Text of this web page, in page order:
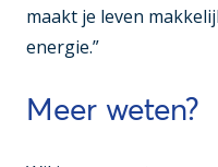
maakt je leven
energie.”
Meer weten?